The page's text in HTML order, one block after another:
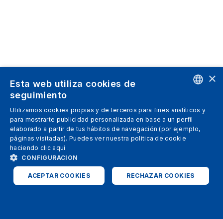
SPANISH
ITALIAN
ENGLISH
×
Esta web utiliza cookies de
seguimiento
Utilizamos cookies propias y de terceros para fines analíticos y
para mostrarte publicidad personalizada en base a un perfil
elaborado a partir de tus hábitos de navegación (por ejemplo,
páginas visitadas). Puedes ver nuestra politica de cookie
haciendo clic aqui
CONFIGURACION
ACEPTAR COOKIES RECHAZAR COOKIES